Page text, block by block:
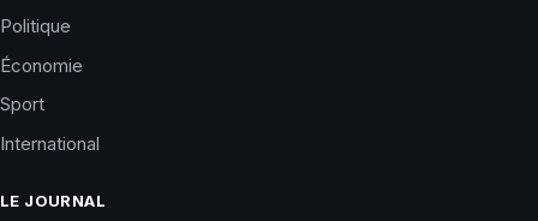
Politique
Économie
Sport
International
LE JOURNAL